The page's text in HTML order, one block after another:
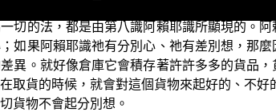
地執取，所以會有種種的差別相，這個差別
切的法，都是由第八識阿賴耶識所顯現的。
如果阿賴耶識祂有分別心、祂有差別想，那
異。就好像倉庫它會積存著許許多多的貨品
取貨的時候，就會對這個貨物來起好的、不
貨物不會起分別想。